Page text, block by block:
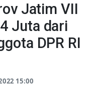
Jatim VII
Juta dari
DPR RI
15:00